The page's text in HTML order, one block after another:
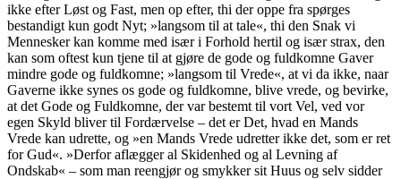
ikke efter Løst og Fast, men op efter, thi der oppe fra spørges
bestandigt kun godt Nyt; »langsom til at tale«, thi den Snak vi
Mennesker kan komme med især i Forhold hertil og især strax, den
kan som oftest kun tjene til at gjøre de gode og fuldkomne Gaver
mindre gode og fuldkomne; »langsom til Vrede«, at vi da ikke, naar
Gaverne ikke synes os gode og fuldkomne, blive vrede, og bevirke,
at det Gode og Fuldkomne, der var bestemt til vort Vel, ved vor
egen Skyld bliver til Fordærvelse – det er Det, hvad en Mands
Vrede kan udrette, og »en Mands Vrede udretter ikke det, som er ret
for Gud«. »Derfor aflægger al Skidenhed og al Levning af
Ondskab« – som man reengjør og smykker sit Huus og selv sidder